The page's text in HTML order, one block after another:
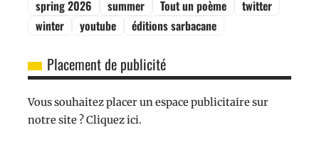
spring 2026
summer Tout un poème
twitter
winter
youtube éditions sarbacane
Placement de publicité
Vous souhaitez placer un espace publicitaire sur
notre site ? Cliquez ici.